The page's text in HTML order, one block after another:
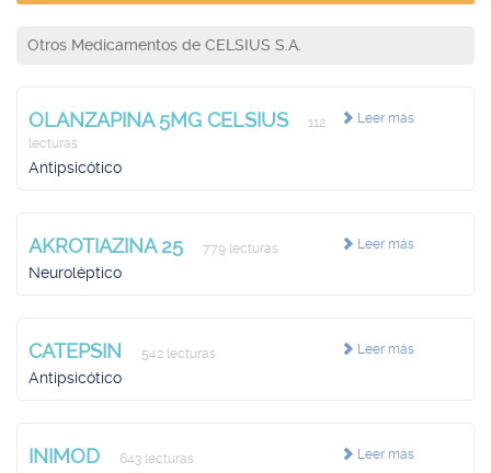
Otros Medicamentos de CELSIUS S.A.
Leer más
OLANZAPINA 5MG CELSIUS
112
lecturas
Antipsicótico
Leer más
AKROTIAZINA 25 779 lecturas
Neuroléptico
Leer más
CATEPSIN 542 lecturas
Antipsicótico
Leer más
INIMOD 643 lecturas